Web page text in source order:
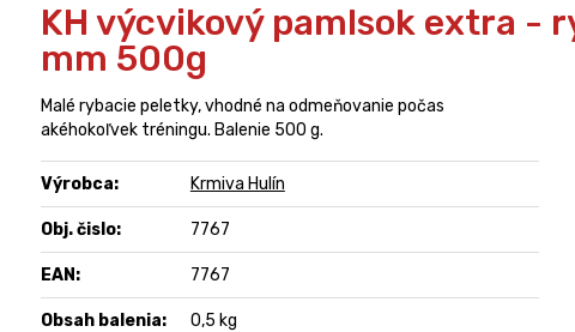
KH výcvikový pamlsok extra -
mm 500g
Malé rybacie peletky, vhodné na odmeňovanie počas
akéhokoľvek tréningu. Balenie 500 g.
Výrobca: Krmiva Hulín
Obj. čislo: 7767
EAN: 7767
Obsah balenia:
0,5 kg